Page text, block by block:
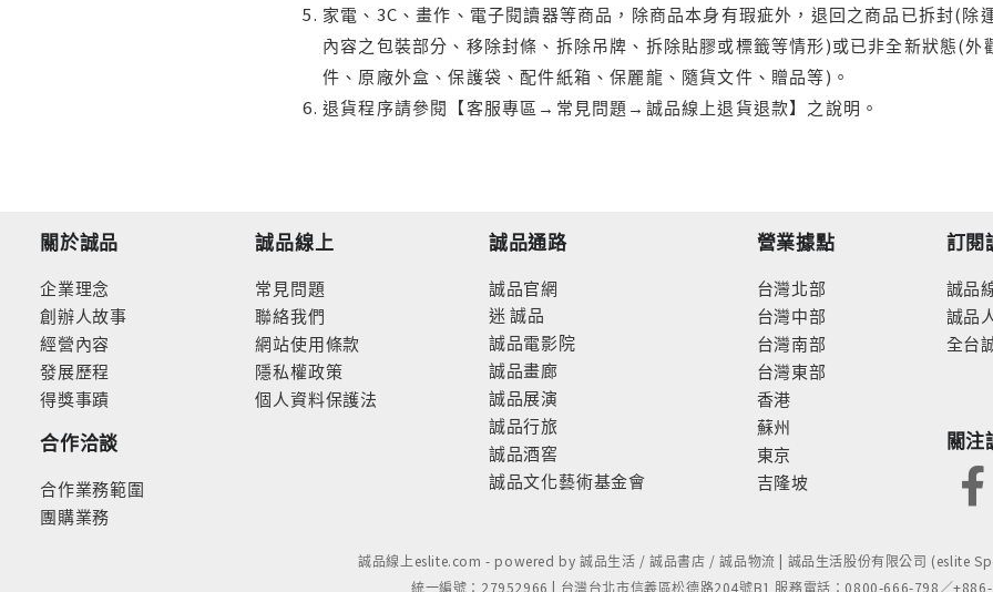
家電、3C、畫作、電子閱讀器等商品，除商品本身有瑕疵外，退回之商品已拆封(
內容之包裝部分、移除封條、拆除吊牌、拆除貼膠或標籤等情形)或已非全新狀態(
件、原廠外盒、保護袋、配件紙箱、保麗龍、隨貨文件、贈品等)。
退貨程序請參閱【客服專區→常見問題→誠品線上退貨退款】之說明。
關於誠品
企業理念
創辦人故事
經營內容
發展歷程
得獎事蹟
合作洽談
合作業務範圍
團購業務
誠品線上
常見問題
聯絡我們
網站使用條款
隱私權政策
個人資料保護法
誠品通路
誠品官網
迷 誠品
誠品電影院
誠品畫廊
誠品展演
誠品行旅
誠品酒窖
誠品文化藝術基金會
營業據點
台灣北部
台灣中部
台灣南部
台灣東部
香港
蘇州
東京
吉隆坡
訂閱
誠品
誠品
全台
關注
誠品線上eslite.com - powered by 誠品生活 / 誠品書店 / 誠品物流 | 誠品生活股份有限公司 (eslite
統一編號：27952966 | 台灣台北市信義區松德路204號B1 服務電話：0800-666-798／